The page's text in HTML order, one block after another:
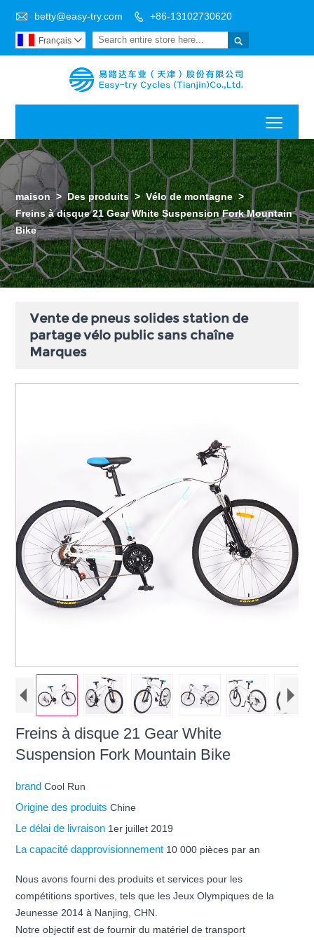
 betty@easy-try.com  +86-13102730620

Français 
maison > Des produits > Vélo de montagne >
Freins à disque 21 Gear White Suspension Fork Mountain
Bike
Vente de pneus solides station de
partage vélo public sans chaîne
Marques
Freins à disque 21 Gear White
Suspension Fork Mountain Bike
brandCool Run
Origine des produitsChine
Le délai de livraison 1er juillet 2019
La capacité dapprovisionnement 10 000 pièces par an
Nous avons fourni des produits et services pour les
compétitions sportives, tels que les Jeux Olympiques de la
Jeunesse 2014 à Nanjing, CHN.
Notre objectif est de fournir du matériel de transport